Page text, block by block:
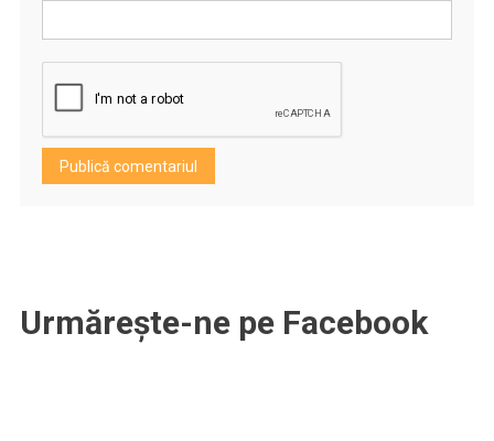
Urmărește-ne pe Facebook